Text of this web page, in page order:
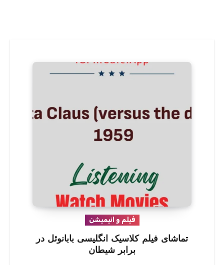
فیلم و انیمیشن
تماشای فیلم کلاسیک انگلیسی بابانوئل در
برابر شیطان